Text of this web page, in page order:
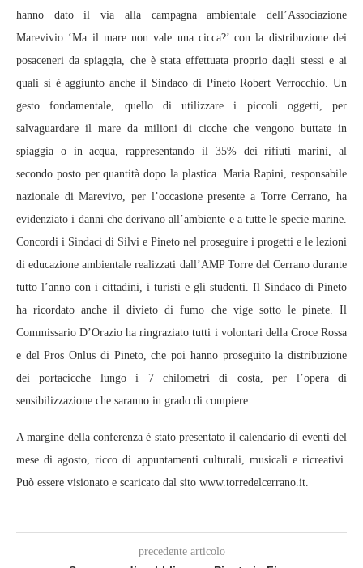
hanno dato il via alla campagna ambientale dell’Associazione
Marevivio ‘Ma il mare non vale una cicca?’ con la distribuzione dei
posaceneri da spiaggia, che è stata effettuata proprio dagli stessi e ai
quali si è aggiunto anche il Sindaco di Pineto Robert Verrocchio. Un
gesto fondamentale, quello di utilizzare i piccoli oggetti, per
salvaguardare il mare da milioni di cicche che vengono buttate in
spiaggia o in acqua, rappresentando il 35% dei rifiuti marini, al
secondo posto per quantità dopo la plastica. Maria Rapini, responsabile
nazionale di Marevivo, per l’occasione presente a Torre Cerrano, ha
evidenziato i danni che derivano all’ambiente e a tutte le specie marine.
Concordi i Sindaci di Silvi e Pineto nel proseguire i progetti e le lezioni
di educazione ambientale realizzati dall’AMP Torre del Cerrano durante
tutto l’anno con i cittadini, i turisti e gli studenti. Il Sindaco di Pineto
ha ricordato anche il divieto di fumo che vige sotto le pinete. Il
Commissario D’Orazio ha ringraziato tutti i volontari della Croce Rossa
e del Pros Onlus di Pineto, che poi hanno proseguito la distribuzione
dei portacicche lungo i 7 chilometri di costa, per l’opera di
sensibilizzazione che saranno in grado di compiere.
A margine della conferenza è stato presentato il calendario di eventi del
mese di agosto, ricco di appuntamenti culturali, musicali e ricreativi.
Può essere visionato e scaricato dal sito www.torredelcerrano.it.
precedente articolo